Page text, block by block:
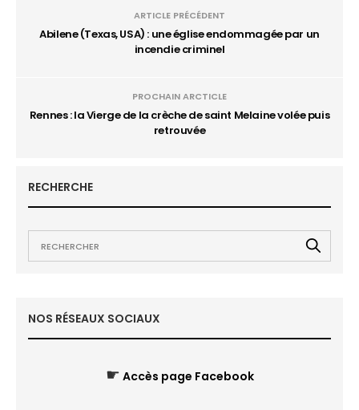
ARTICLE PRÉCÉDENT
Abilene (Texas, USA) : une église endommagée par un
incendie criminel
PROCHAIN ARCTICLE
Rennes : la Vierge de la crèche de saint Melaine volée puis
retrouvée
RECHERCHE
NOS RÉSEAUX SOCIAUX
☛ Accès page Facebook